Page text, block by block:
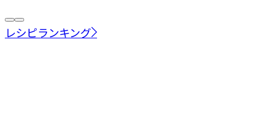
レシピランキング